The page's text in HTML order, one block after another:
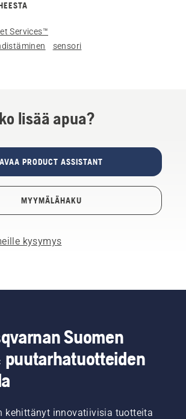
Services™
sensori
lisää apua?
AVAA PRODUCT ASSISTANT
MYYMÄLÄHAKU
kysymys
Suomen
puutarhatuotteiden
kehittänyt innovatiivisia tuotteita